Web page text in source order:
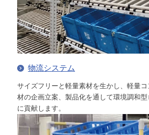
物流システム
サイズフリーと軽量素材を生かし、軽量
材の企画立案、製品化を通して環境調和
に貢献します。